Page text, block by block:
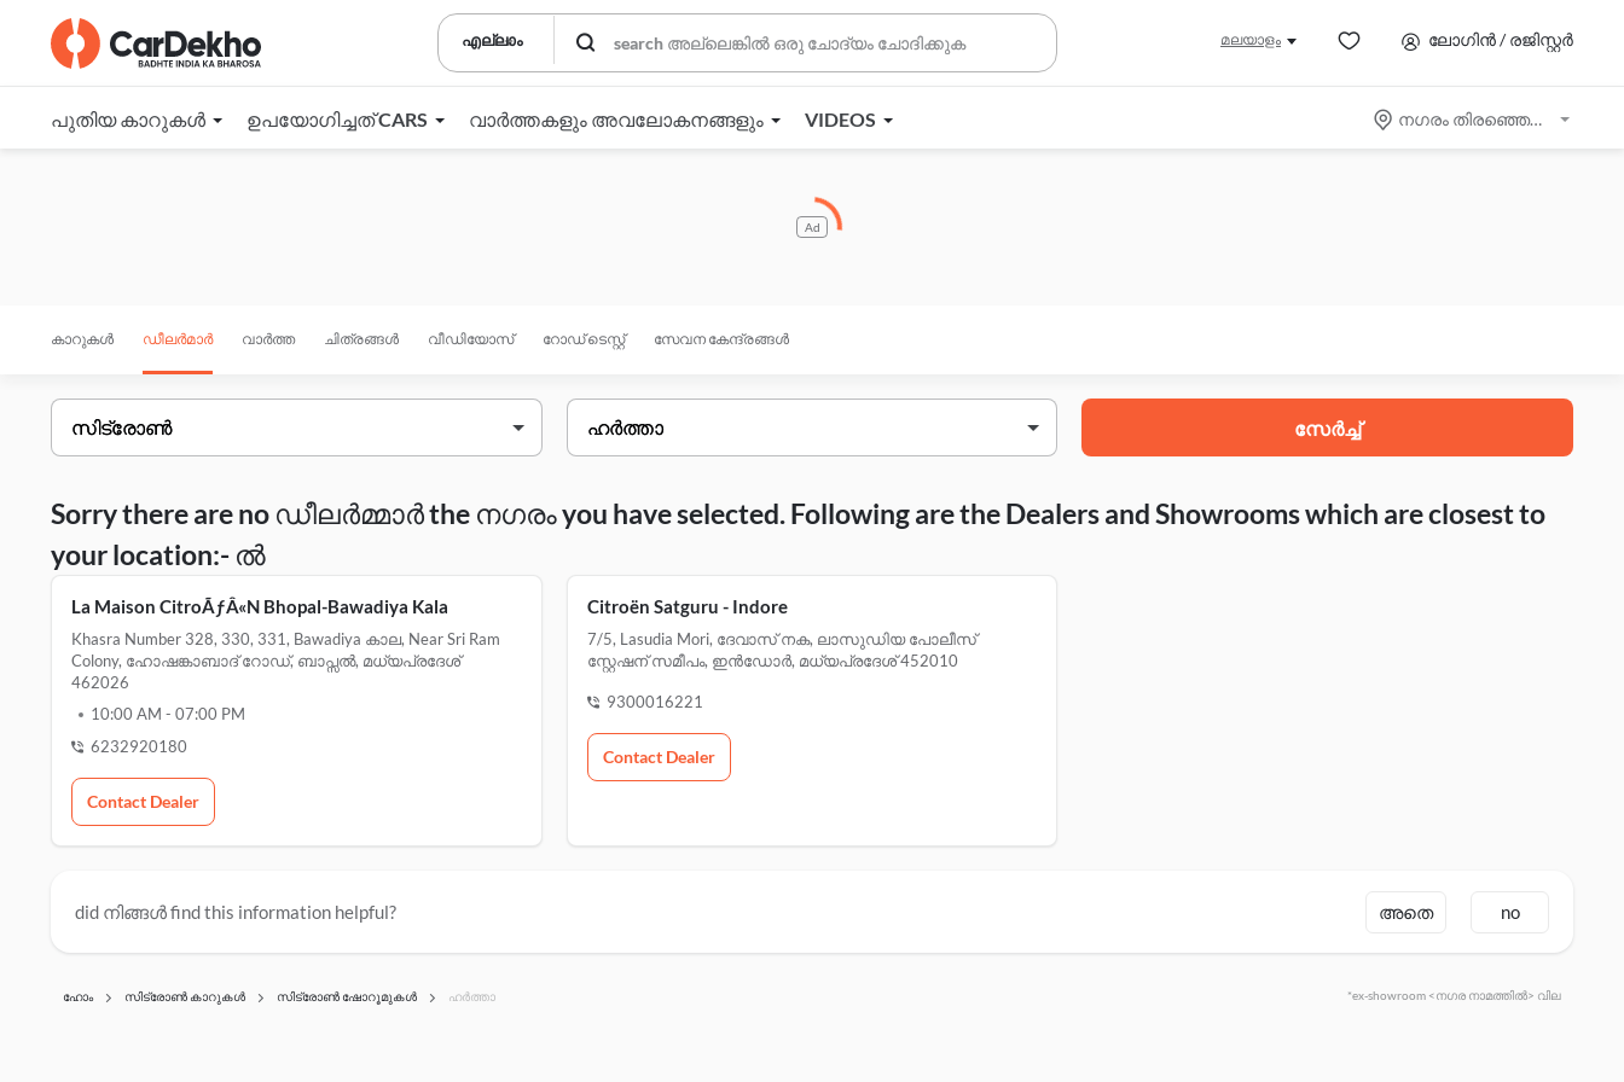
എല്ലാം മലയാളം ലോഗിൻ / രജിസ്റ്റർ
പുതിയ കാറുകൾ ഉപയോഗിച്ചത് CARS വാർത്തകളും അവലോകനങ്ങളും VIDEOS നഗരം തിരഞ്ഞെടുക്കുക
Ad
കാറുകൾ ഡീലർമാർ വാർത്ത ചിത്രങ്ങൾ വീഡിയോസ് റോഡ് ടെസ്റ്റ് സേവന കേന്ദ്രങ്ങൾ
സേർച്ച്
Sorry there are no ഡീലർമ്മാർ the നഗരം you have selected. Following are the Dealers and Showrooms which are closest to
your location:- ൽ
La Maison CitroÃƒÂ«N Bhopal-Bawadiya Kala
Khasra Number 328, 330, 331, Bawadiya കാല, Near Sri Ram
Colony, ഹോഷങ്കാബാദ് റോഡ്, ബാപ്സൽ, മധ്യപ്രദേശ്
462026
10:00 AM - 07:00 PM
6232920180
Contact Dealer
Citroën Satguru - Indore
7/5, Lasudia Mori, ദേവാസ് നക, ലാസുഡിയ പോലീസ്
സ്റ്റേഷന് സമീപം, ഇൻഡോർ, മധ്യപ്രദേശ് 452010
9300016221
Contact Dealer
did നിങ്ങൾ find this information helpful? അതെ no
ഹോം സിട്രോൺ കാറുകൾ സിട്രോൺ ഷോറൂമുകൾ ഹർത്താ *ex-showroom <നഗര നാമത്തിൽ> വില